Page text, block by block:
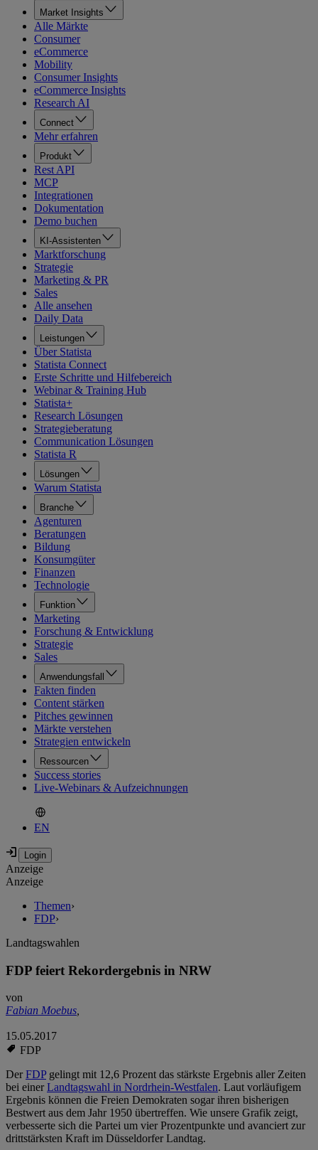
Market Insights
Alle Märkte
Consumer
eCommerce
Mobility
Consumer Insights
eCommerce Insights
Research AI
Connect
Mehr erfahren
Produkt
Rest API
MCP
Integrationen
Dokumentation
Demo buchen
KI-Assistenten
Marktforschung
Strategie
Marketing & PR
Sales
Alle ansehen
Daily Data
Leistungen
Über Statista
Statista Connect
Erste Schritte und Hilfebereich
Webinar & Training Hub
Statista+
Research Lösungen
Strategieberatung
Communication Lösungen
Statista R
Lösungen
Warum Statista
Branche
Agenturen
Beratungen
Bildung
Konsumgüter
Finanzen
Technologie
Funktion
Marketing
Forschung & Entwicklung
Strategie
Sales
Anwendungsfall
Fakten finden
Content stärken
Pitches gewinnen
Märkte verstehen
Strategien entwickeln
Ressourcen
Success stories
Live-Webinars & Aufzeichnungen
EN
Anzeige
Anzeige
Themen›
FDP›
Landtagswahlen
FDP feiert Rekordergebnis in NRW
von
Fabian Moebus,
15.05.2017
FDP
DerFDPgelingt mit 12,6 Prozent das stärkste Ergebnis aller Zeiten
bei einerLandtagswahl in Nordrhein-Westfalen. Laut vorläufigem
Ergebnis können die Freien Demokraten sogar ihren bisherigen
Bestwert aus dem Jahr 1950 übertreffen. Wie unsere Grafik zeigt,
verbesserte sich die Partei um vier Prozentpunkte und avanciert zur
drittstärksten Kraft im Düsseldorfer Landtag.